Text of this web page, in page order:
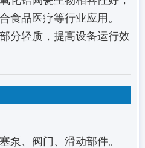
食品医疗等行业应用。
分轻质，提高设备运行效
塞泵、阀门、滑动部件。